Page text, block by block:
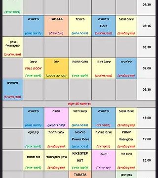
expired.
The trial's over, but the show must go
on! 🎬 Upgrade now to keep your web
masterpiece in the spotlight.